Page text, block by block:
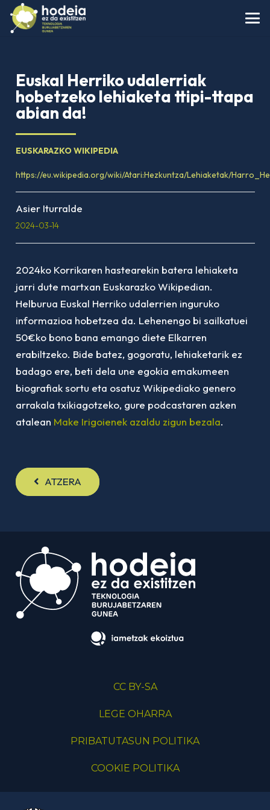
Euskal Herriko udalerriak
hobetzeko lehiaketa ttipi-ttapa
abian da!
EUSKARAZKO WIKIPEDIA
https://eu.wikipedia.org/wiki/Atari:Hezkuntza/Lehiaketak/
Asier Iturralde
2024-03-14
2024ko Korrikaren hastearekin batera lehiaketa
jarri dute martxan Euskarazko Wikipedian.
Helburua Euskal Herriko udalerrien inguruko
informazioa hobetzea da. Lehenengo bi sailkatuei
50€ko bono bana emango diete Elkarren
erabiltzeko. Bide batez, gogoratu, lehiaketarik ez
badago ere, beti dela une egokia emakumeen
biografiak sortu eta osatuz Wikipediako genero
arrakala txikiagotzeko, gure podcastaren azken
atalean Make Irigoienek azaldu zigun bezala.
ATZERA
CC BY-SA
LEGE OHARRA
PRIBATUTASUN POLITIKA
COOKIE POLITIKA